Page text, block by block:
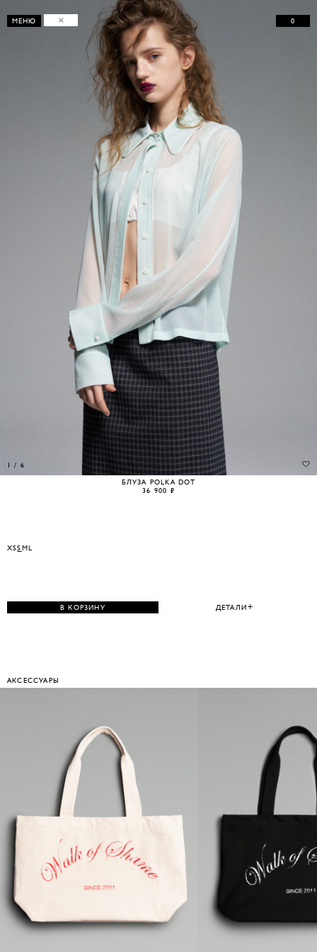
МЕНЮ 0
1 / 6
БЛУЗА POLKA DOT
36 900 ₽
XSSML
ДЕТАЛИ
В КОРЗИНУ
АКСЕССУАРЫ